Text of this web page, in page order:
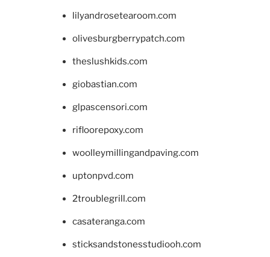
lilyandrosetearoom.com
olivesburgberrypatch.com
theslushkids.com
giobastian.com
glpascensori.com
rifloorepoxy.com
woolleymillingandpaving.com
uptonpvd.com
2troublegrill.com
casateranga.com
sticksandstonesstudiooh.com